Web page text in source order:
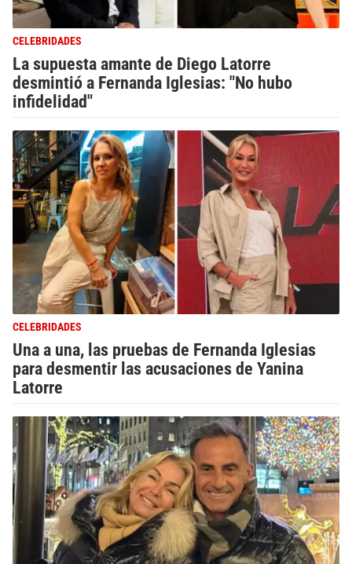
CELEBRIDADES
La supuesta amante de Diego Latorre
desmintió a Fernanda Iglesias: "No hubo
infidelidad"
CELEBRIDADES
Una a una, las pruebas de Fernanda Iglesias
para desmentir las acusaciones de Yanina
Latorre